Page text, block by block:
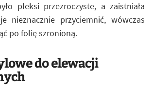
pleksi przezroczyste, a zaistniała
nieznacznie przyciemnić, wówczas
po folię szronioną.
do elewacji